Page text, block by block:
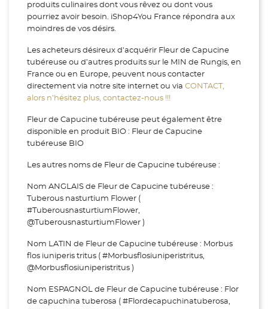
produits culinaires dont vous rêvez ou dont vous
pourriez avoir besoin. iShop4You France répondra aux
moindres de vos désirs.
Les acheteurs désireux d'acquérir Fleur de Capucine
tubéreuse ou d’autres produits sur le MIN de Rungis, en
France ou en Europe, peuvent nous contacter
directement via notre site internet ou via CONTACT,
alors n’hésitez plus, contactez-nous !!!
Fleur de Capucine tubéreuse peut également être
disponible en produit BIO : Fleur de Capucine
tubéreuse BIO
Les autres noms de Fleur de Capucine tubéreuse :
Nom ANGLAIS de Fleur de Capucine tubéreuse :
Tuberous nasturtium Flower (
#TuberousnasturtiumFlower,
@TuberousnasturtiumFlower )
Nom LATIN de Fleur de Capucine tubéreuse : Morbus
flos iuniperis tritus ( #Morbusflosiuniperistritus,
@Morbusflosiuniperistritus )
Nom ESPAGNOL de Fleur de Capucine tubéreuse : Flor
de capuchina tuberosa ( #Flordecapuchinatuberosa,